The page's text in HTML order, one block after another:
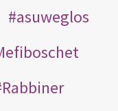
asuweglos
Rabbiner